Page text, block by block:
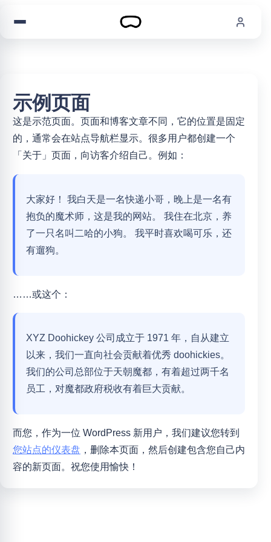
示例页面
这是示范页面。页面和博客文章不同，它的位置是固定
的，通常会在站点导航栏显示。很多用户都创建一个
「关于」页面，向访客介绍自己。例如：
大家好！ 我白天是一名快递小哥，晚上是一名有
抱负的魔术师，这是我的网站。 我住在北京，养
了一只名叫二哈的小狗。 我平时喜欢喝可乐，还
有遛狗。
……或这个：
XYZ Doohickey 公司成立于 1971 年，自从建立
以来，我们一直向社会贡献着优秀 doohickies。
我们的公司总部位于天朝魔都，有着超过两千名
员工，对魔都政府税收有着巨大贡献。
而您，作为一位 WordPress 新用户，我们建议您转到
您站点的仪表盘 ，删除本页面，然后创建包含您自己内
容的新页面。祝您使用愉快！